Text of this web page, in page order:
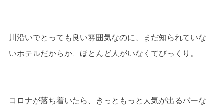
川沿いでとっても良い雰囲気なのに、まだ知られていな
いホテルだからか、ほとんど人がいなくてびっくり。
コロナが落ち着いたら、きっともっと人気が出るバーな